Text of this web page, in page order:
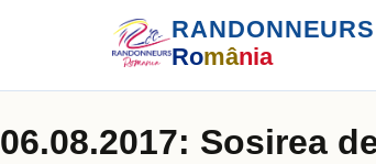
RANDONNEURS
România
06.08.2017: Sosirea